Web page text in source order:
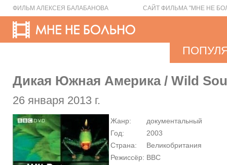
ФИЛЬМ АЛЕКСЕЯ БАЛАБАНОВА САЙТ ФИЛЬМА "МНЕ НЕ
Дикая Южная Америка / Wild
26 января 2013 г.
Жанр:
документальный
Год:
2003
Страна:
Великобритания
Режиссёр: ВВС